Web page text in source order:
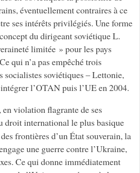
éventuellement contraires à ce
ses intérêts privilégiés. Une forme
du dirigeant soviétique L.
limitée » pour les pays
qui n’a pas empêché trois
socialistes soviétiques – Lettonie,
l’OTAN puis l’UE en 2004.
violation flagrante de ses
droit international le plus basique
frontières d’un État souverain, la
une guerre contre l’Ukraine,
Ce qui donne immédiatement